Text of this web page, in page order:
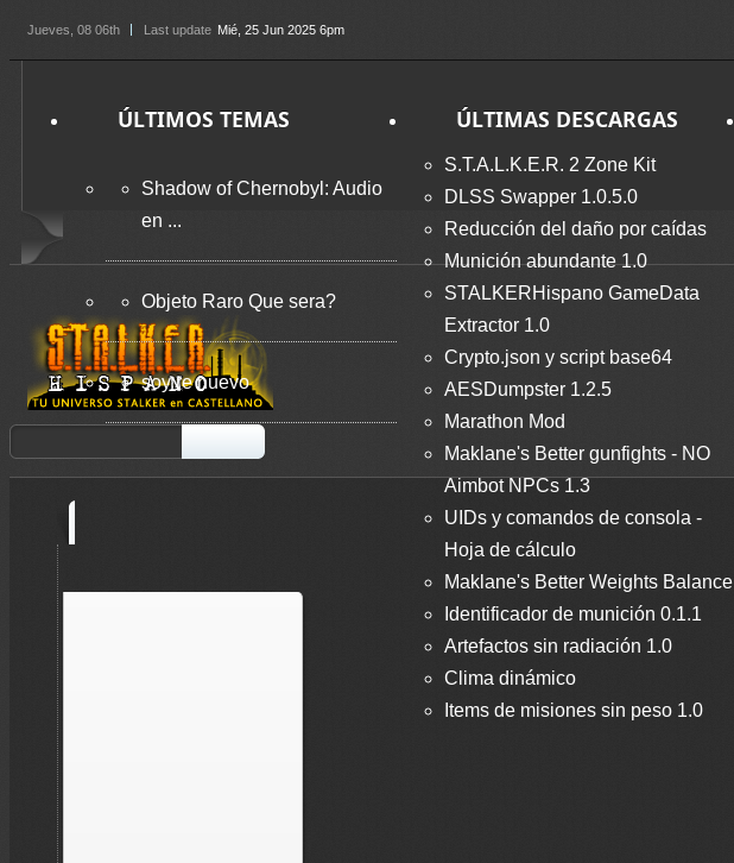
ÚLTIMOS TEMAS
Shadow of Chernobyl: Audio
en ...
Objeto Raro Que sera?
soy re nuevo
ÚLTIMAS DESCARGAS
S.T.A.L.K.E.R. 2 Zone Kit
DLSS Swapper 1.0.5.0
Reducción del daño por caídas
Munición abundante 1.0
STALKERHispano GameData
Extractor 1.0
Crypto.json y script base64
AESDumpster 1.2.5
Marathon Mod
Maklane's Better gunfights - NO
Aimbot NPCs 1.3
UIDs y comandos de consola -
Hoja de cálculo
Maklane's Better Weights Balance
Identificador de munición 0.1.1
Artefactos sin radiación 1.0
Clima dinámico
Items de misiones sin peso 1.0
Jueves , 08 06th Last update Mié, 25 Jun 2025 6pm